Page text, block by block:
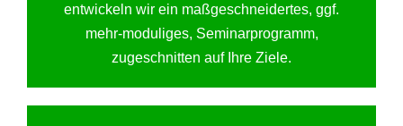
entwickeln wir ein maßgeschneidertes, ggf.
mehr-moduliges, Seminarprogramm,
zugeschnitten auf Ihre Ziele.